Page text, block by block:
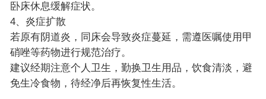
卧床休息缓解症状。
4、炎症扩散
若原有阴道炎，同床会导致炎症蔓延，需遵医嘱使用甲
硝唑等药物进行规范治疗。
建议经期注意个人卫生，勤换卫生用品，饮食清淡，避
免生冷食物，待经净后再恢复性生活。